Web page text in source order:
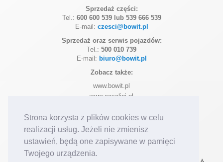
Strona korzysta z plików cookies w celu
realizacji usług. Jeżeli nie zmienisz
ustawień, będą one zapisywane w pamięci
Twojego urządzenia.
Sprzedaż części:
Tel.: 600 600 539 lub 539 666 539
E-mail: czesci@bowit.pl
Sprzedaż oraz serwis pojazdów:
Tel.: 500 010 739
E-mail: biuro@bowit.pl
Zobacz także:
www.bowit.pl
www.casalini.pl
www.microcar.pl
Dołącz do nas na:
Posiadamy autoryzację marek: